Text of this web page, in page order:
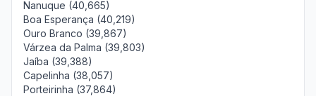
Nanuque (40,665)
Boa Esperança (40,219)
Ouro Branco (39,867)
Várzea da Palma (39,803)
Jaíba (39,388)
Capelinha (38,057)
Porteirinha (37,864)